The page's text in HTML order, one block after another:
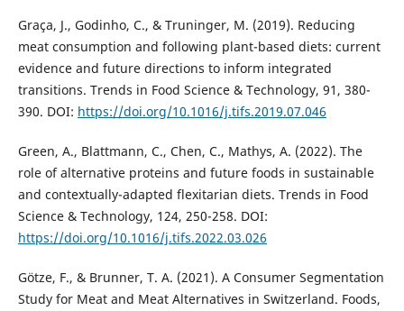
Graça, J., Godinho, C., & Truninger, M. (2019). Reducing
meat consumption and following plant-based diets: current
evidence and future directions to inform integrated
transitions. Trends in Food Science & Technology, 91, 380-
390. DOI: https://doi.org/10.1016/j.tifs.2019.07.046
Green, A., Blattmann, C., Chen, C., Mathys, A. (2022). The
role of alternative proteins and future foods in sustainable
and contextually-adapted flexitarian diets. Trends in Food
Science & Technology, 124, 250-258. DOI:
https://doi.org/10.1016/j.tifs.2022.03.026
Götze, F., & Brunner, T. A. (2021). A Consumer Segmentation
Study for Meat and Meat Alternatives in Switzerland. Foods,